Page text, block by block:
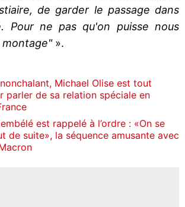
de garder le passage dans
Pour ne pas qu'on puisse nous
montage"».
Michael Olise est tout
parler de sa relation spéciale en
est rappelé à l’ordre : «On se
de suite», la séquence amusante avec